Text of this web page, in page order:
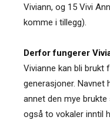
Viviann, og 15 Vivi
komme i tillegg).
Derfor fungerer
Vivianne kan bli brukt
generasjoner. Navnet
annet den mye
også to vokaler inntil